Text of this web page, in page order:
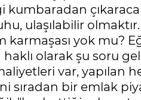
kumbaradan
ulaşılabilir
karmaşası yok mu?
haklı olarak şu soru
var, yapılan
sıradan bir emlak